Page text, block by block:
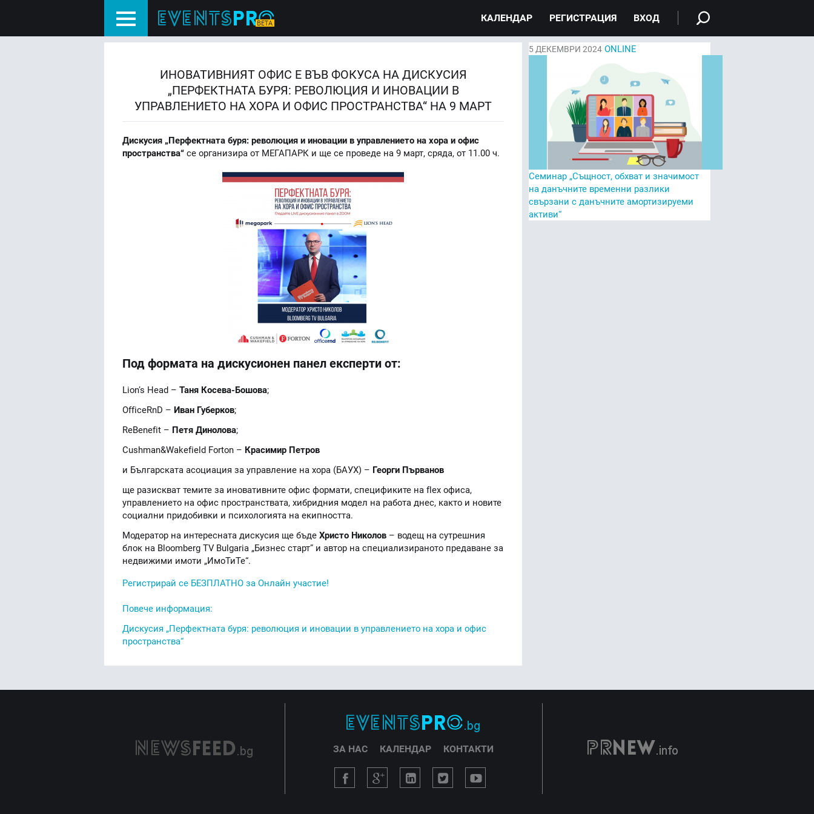
КАЛЕНДАР РЕГИСТРАЦИЯ ВХОД
ИНОВАТИВНИЯТ ОФИС Е ВЪВ ФОКУСА НА ДИСКУСИЯ
„ПЕРФЕКТНАТА БУРЯ: РЕВОЛЮЦИЯ И ИНОВАЦИИ В
УПРАВЛЕНИЕТО НА ХОРА И ОФИС ПРОСТРАНСТВА“ НА 9 МАРТ
Дискусия „Перфектната буря: революция и иновации в управлението на хора и офис
пространства“ се организира от МЕГАПАРК и ще се проведе на 9 март, сряда, от 11.00 ч.
Под формата на дискусионен панел експерти от:
Lion’s Head – Таня Косева-Бошова;
OfficeRnD – Иван Губерков;
ReBenefit – Петя Динолова;
Cushman&Wakefield Forton – Красимир Петров
и Българската асоциация за управление на хора (БАУХ) – Георги Първанов
ще разискват темите за иновативните офис формати, спецификите на flex офиса,
управлението на офис пространствата, хибридния модел на работа днес, както и новите
социални придобивки и психологията на екипността.
Модератор на интересната дискусия ще бъде Христо Николов – водещ на сутрешния
блок на Bloomberg TV Bulgaria „Бизнес старт” и автор на специализираното предаване за
недвижими имоти „ИмоТиТе“.
Регистрирай се БЕЗПЛАТНО за Онлайн участие!
Повече информация:
Дискусия „Перфектната буря: революция и иновации в управлението на хора и офис
пространства“
5ДЕКЕМВРИ 2024 ONLINE
Семинар „Същност, обхват и значимост
на данъчните временни разлики
свързани с данъчните амортизируеми
активи“
ЗА НАС КАЛЕНДАР КОНТАКТИ